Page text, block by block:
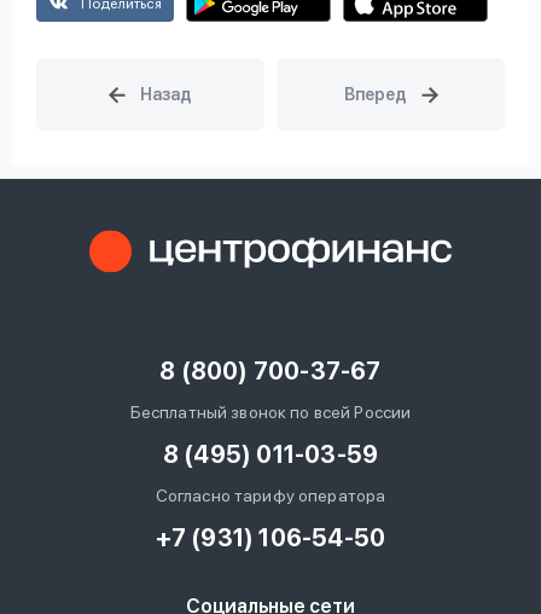
Поделиться
8 (800) 700-37-67
Бесплатный звонок по всей России
8 (495) 011-03-59
Согласно тарифу оператора
+7 (931) 106-54-50
Социальные сети